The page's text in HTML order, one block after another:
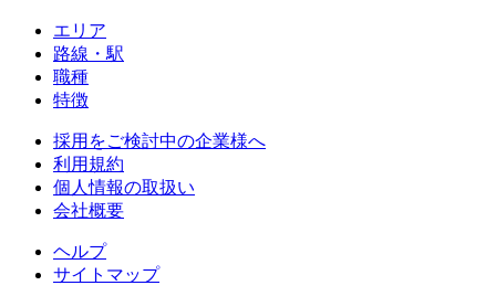
エリア
路線・駅
職種
特徴
採用をご検討中の企業様へ
利用規約
個人情報の取扱い
会社概要
ヘルプ
サイトマップ